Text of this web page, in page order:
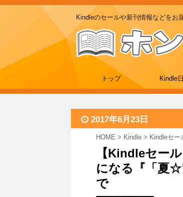
Kindleのセールや新刊情報などをお
トップ Kindle
2017年6月23日
HOME > Kindle > Kindleセー
【Kindleセー
になる『「夏☆
で